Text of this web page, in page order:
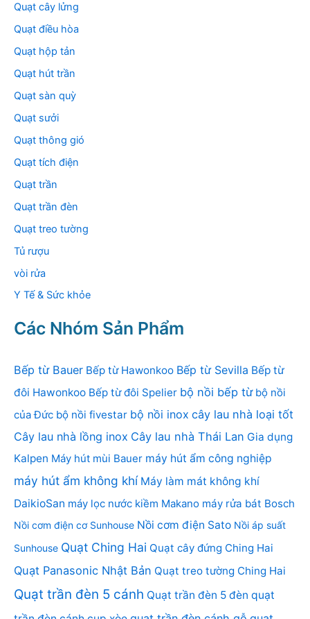
Quạt cây lửng
Quạt điều hòa
Quạt hộp tản
Quạt hút trần
Quạt sàn quỳ
Quạt sưởi
Quạt thông gió
Quạt tích điện
Quạt trần
Quạt trần đèn
Quạt treo tường
Tủ rượu
vòi rửa
Y Tế & Sức khỏe
Các Nhóm Sản Phẩm
Bếp từ Bauer Bếp từ Hawonkoo Bếp từ Sevilla Bếp từ
đôi Hawonkoo Bếp từ đôi Spelier bộ nồi bếp từ bộ nồi
của Đức bộ nồi fivestar bộ nồi inox cây lau nhà loại tốt
Cây lau nhà lồng inox Cây lau nhà Thái Lan Gia dụng
Kalpen Máy hút mùi Bauer máy hút ẩm công nghiệp
máy hút ẩm không khí Máy làm mát không khí
DaikioSan máy lọc nước kiềm Makano máy rửa bát Bosch
Nồi cơm điện cơ Sunhouse Nồi cơm điện Sato Nồi áp suất
Sunhouse Quạt Ching Hai Quạt cây đứng Ching Hai
Quạt Panasonic Nhật Bản Quạt treo tường Ching Hai
Quạt trần đèn 5 cánh Quạt trần đèn 5 đèn quạt